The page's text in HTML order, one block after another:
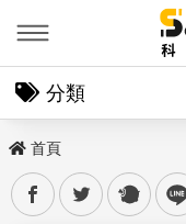
分類
首頁
facebooktwitter plurk line